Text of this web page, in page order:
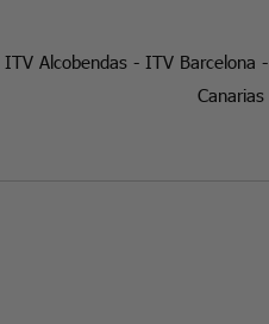
ITV Alcobendas- ITV Barcelona -
Canarias